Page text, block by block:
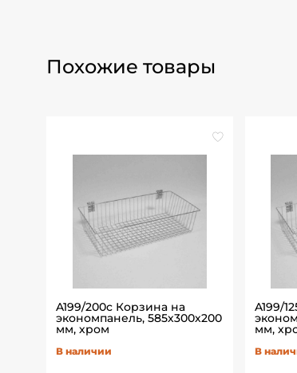
Похожие товары
A199/200c Корзина на
экономпанель, 585х300х200
мм, хром
В наличии
A199/
мм,
В